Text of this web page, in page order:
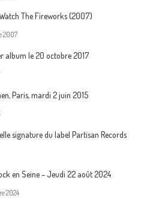
Watch The Fireworks (2007)
2007
album le 20 octobre 2017
Paris, mardi 2 juin 2015
signature du label Partisan Records
en Seine – Jeudi 22 août 2024
2024